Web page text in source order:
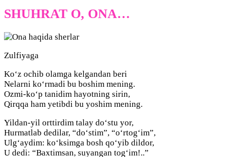
SHUHRAT O, ONA…
Zulfiyaga
Ko‘z ochib olamga kelgandan beri
Nelarni ko‘rmadi bu boshim mening.
Ozmi-ko‘p tanidim hayotning sirin,
Qirqqa ham yetibdi bu yoshim mening.
Yildan-yil orttirdim talay do‘stu yor,
Hurmatlab dedilar, “do‘stim”, “o‘rtog‘im”,
Ulg‘aydim: ko‘ksimga bosh qo‘yib dildor,
U dedi: “Baxtimsan, suyangan tog‘im!..”